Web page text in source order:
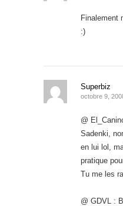
Finalement
:)
Superbiz
octobre 9,
@
Sadenki,
en lui lol,
pratique
Tu me les
@ GDVL :